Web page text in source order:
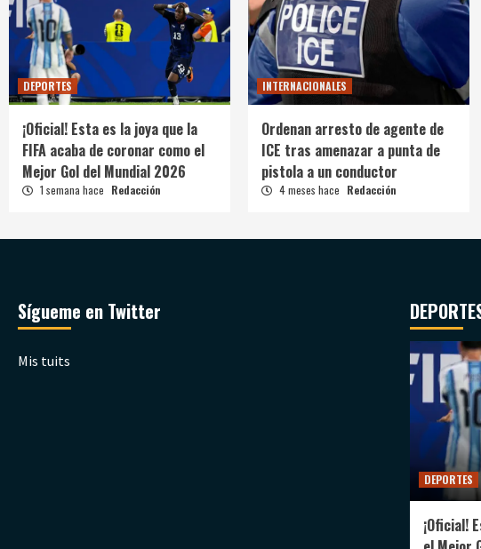
DEPORTES
¡Oficial! Esta es la joya que la
FIFA acaba de coronar como el
Mejor Gol del Mundial 2026
1 semana hace Redacción
INTERNACIONALES
Ordenan arresto de agente de
ICE tras amenazar a punta de
pistola a un conductor
4 meses hace Redacción
Sígueme en Twitter
Mis tuits
DEPORTES
¡Oficial!